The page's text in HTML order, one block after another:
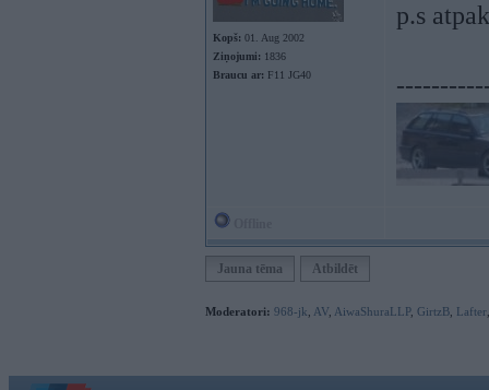
Kopš: 01. Aug 2002
Ziņojumi: 1836
Braucu ar: F11 JG40
p.s
Jauna tēma Atbildēt
Moderatori: 968-jk AV AiwaShuraLLP, GirtzB Lafter